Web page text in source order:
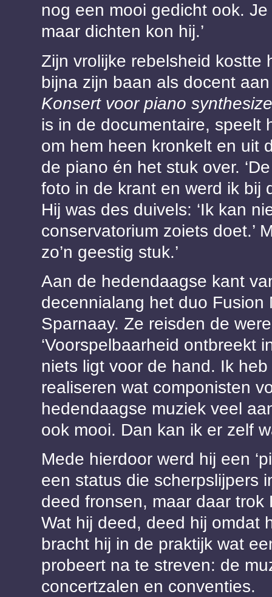
nog een mooi gedicht ook.
maar dichten kon hij.’
Zijn vrolijke rebelsheid kostte
bijna zijn baan als docent
Konsert voor piano
is in de documentaire, speelt
om hem heen kronkelt en uit
de piano én het stuk over.
foto in de krant en werd ik bij
Hij was des duivels: ‘Ik kan
conservatorium zoiets doet.’
zo’n geestig stuk.’
Aan de hedendaagse kant
decennialang het duo Fusion
Sparnaay. Ze reisden de
‘Voorspelbaarheid ontbreekt
niets ligt voor de hand. Ik
realiseren wat componisten
hedendaagse muziek veel
ook mooi. Dan kan ik er zelf
Mede hierdoor werd hij een
een status die scherpslijpers
deed fronsen, maar daar trok
Wat hij deed, deed hij omdat
bracht hij in de praktijk wat
probeert na te streven: de
concertzalen en conventies.